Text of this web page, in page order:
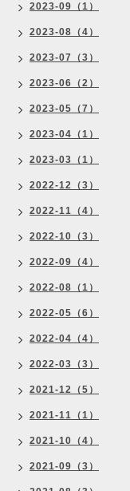
2023-09（1）
2023-08（4）
2023-07（3）
2023-06（2）
2023-05（7）
2023-04（1）
2023-03（1）
2022-12（3）
2022-11（4）
2022-10（3）
2022-09（4）
2022-08（1）
2022-05（6）
2022-04（4）
2022-03（3）
2021-12（5）
2021-11（1）
2021-10（4）
2021-09（3）